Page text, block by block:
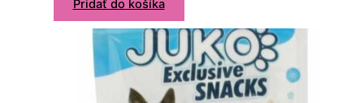
Pridať do košíka